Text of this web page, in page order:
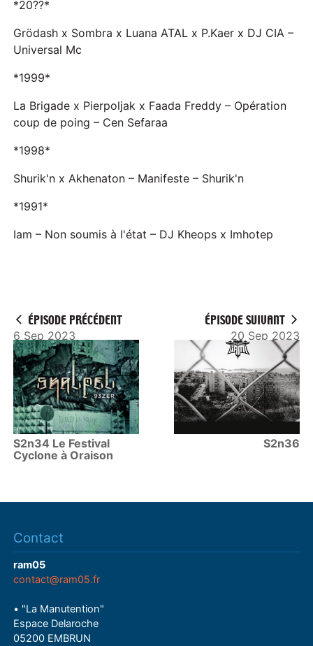
*20??*
Grödash x Sombra x Luana ATAL x P.Kaer x DJ CIA –
Universal Mc
*1999*
La Brigade x Pierpoljak x Faada Freddy – Opération
coup de poing – Cen Sefaraa
*1998*
Shurik'n x Akhenaton – Manifeste – Shurik'n
*1991*
Iam – Non soumis à l'état – DJ Kheops x Imhotep
ÉPISODE PRÉCÉDENT
6 Sep 2023
S2n34 Le Festival
Cyclone à Oraison
ÉPISODE SUIVANT
20 Sep 2023
S2n36
Contact
ram05
contact@ram05.fr
• "La Manutention"
Espace Delaroche
05200 EMBRUN